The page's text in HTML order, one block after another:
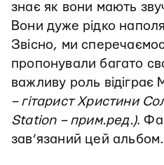
знає як вони мають
Вони дуже рідко
Звісно, ми
пропонували багато
важливу роль відіграє
– гітарист Христини
Station – прим.ред.).
зав’язаний цей альбом.